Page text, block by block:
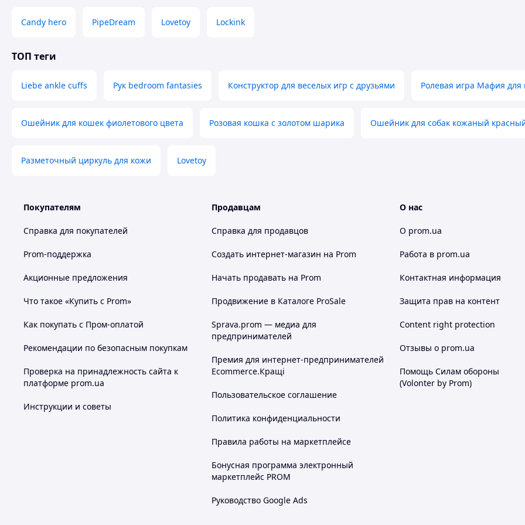
Candy hero PipeDream Lovetoy Lockink
ТОП теги
Liebe ankle cuffs Рук bedroom fantasies Конструктор для веселых игр с друзьями Ролевая игра Мафия для
Ошейник для кошек фиолетового цвета Розовая кошка с золотом шарика Ошейник для собак кожаный
Разметочный циркуль для кожи Lovetoy
Покупателям
Справка для покупателей
Prom-поддержка
Акционные предложения
Что такое «Купить с Prom»
Как покупать с Пром-оплатой
Рекомендации по безопасным покупкам
Проверка на принадлежность сайта к
платформе prom.ua
Инструкции и советы
Продавцам
Справка для продавцов
Создать интернет-магазин на Prom
Начать продавать на Prom
Продвижение в Каталоге ProSale
Sprava.prom — медиа для
предпринимателей
Премия для интернет-предпринимателей
Ecommerce.Кращі
Пользовательское соглашение
Политика конфиденциальности
Правила работы на маркетплейсе
Бонусная программа электронный
маркетплейс PROM
Руководство Google Ads
О нас
О prom.ua
Работа в prom.ua
Контактная информация
Защита прав на контент
Content right protection
Отзывы о prom.ua
Помощь Силам обороны
(Volonter by Prom)